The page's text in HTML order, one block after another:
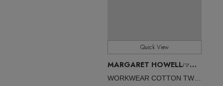
Quick View
MARGARET HOWELL/マーガレット・ハウエル
WORKWEAR COTTON TWILL